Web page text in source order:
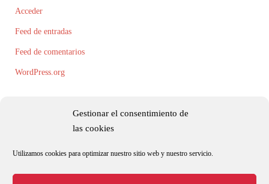
Gestionar el consentimiento de
las cookies
Utilizamos cookies para optimizar nuestro sitio web y nuestro servicio.
Acceder
Feed de entradas
Feed de comentarios
WordPress.org